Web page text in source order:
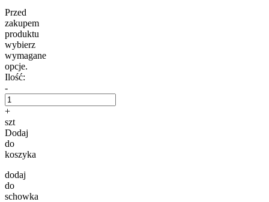
Przed
zakupem
produktu
wybierz
wymagane
opcje.
Ilość:
-
+
szt
Dodaj
do
koszyka
dodaj
do
schowka